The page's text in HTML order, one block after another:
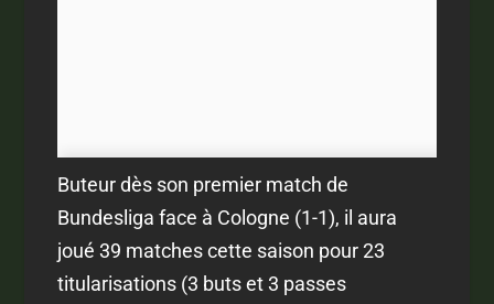
Buteur dès son premier match de
Bundesliga face à Cologne (1-1), il aura
joué 39 matches cette saison pour 23
titularisations (3 buts et 3 passes